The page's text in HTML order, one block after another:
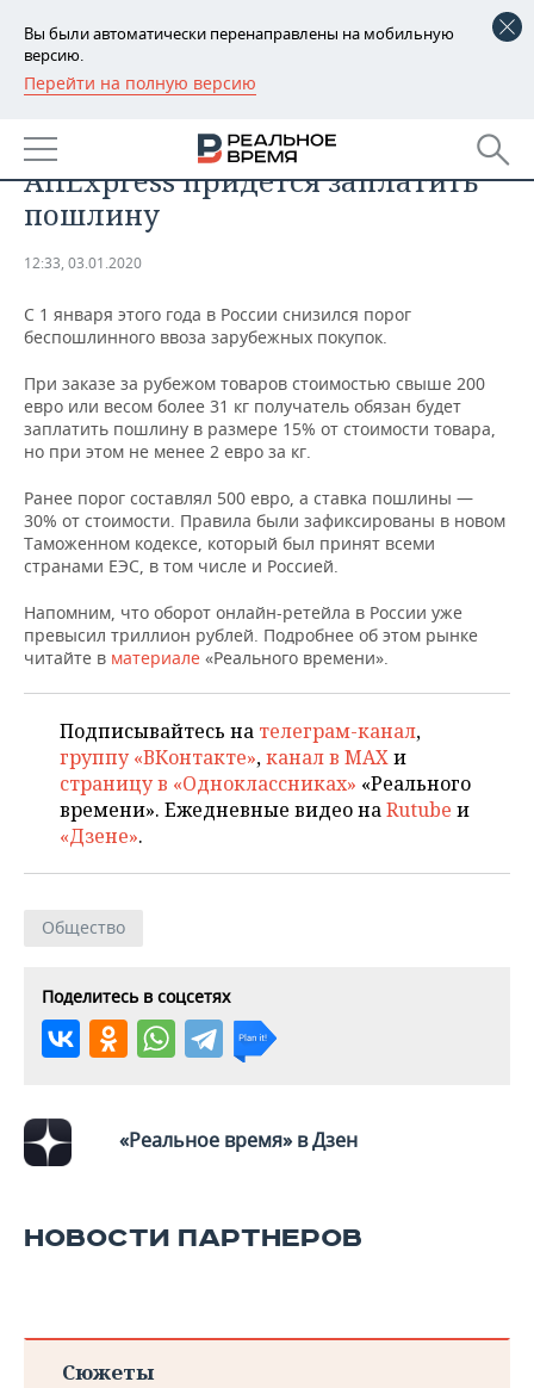
Вы были автоматически перенаправлены на мобильную
версию.
Перейти на полную версию
РЕГИОНЫ
БАШКОРТОСТАН
ТАТАРСТАН
НОВОСТИ
АНАЛИТИКА
ДЕКЛАРАЦИИ О ДОХОДАХ
ВУЗЫ ТАТАРСТАНА
КОМУ ПРИНАДЛЕЖАТ
ТОРГОВЫЕ ЦЕНТРЫ
ТАТАРСТАНА
НОВОСТИ ЭКОНОМИКИ
БАНКИ
БЮДЖЕТ
ИНВЕСТИЦИИ
ПРОМЫШЛЕННОСТЬ
ПРОМЫШЛЕННОСТИ
АГРОПРОМ
МАШИНОСТРОЕНИЕ
НЕФТЕХИМИЯ
ОПК
НОВОСТИ НЕДВИЖИМОСТИ
АВТО
НОВОСТИ АВТО
НОВОСТИ БИЗНЕСА
РОЗНИЧНАЯ ТОРГОВЛЯ
ТРАНСПОРТ
УСЛУГИ
ТЕХНОЛОГИИ
НОВОСТИ ТЕХНОЛОГИЙ
IT
МЕДИА
ТЕЛЕКОММУНИКАЦИИ
МЕРОПРИЯТИЯ
НОВОСТИ МЕРОПРИЯТИЙ
ВЫЕЗДНАЯ РЕДАКЦИЯ
БИЗНЕС-БРАНЧИ
ONLINE-КОНФЕРЕНЦИИ
ОТКРЫТАЯ ЛЕКЦИЯ
СПОРТ
НОВОСТИ СПОРТА
ФУТБОЛ
ХОККЕЙ
БАСКЕТБОЛ
ФИГУРНОЕ КАТАНИЕ
ХОККЕЙ С МЯЧОМ
ОБЩЕСТВО
НОВОСТИ ОБЩЕСТВА
ВЛАСТЬ
ИНФРАСТРУКТУРА
МЕДИЦИНА
ПРОИСШЕСТВИЯ
ФОТОГАЛЕРЕЯ
СЮЖЕТЫ
СПРАВОЧНИК
За дорогие покупки на Amazon и
AliЕxpress придется заплатить
пошлину
12:33, 03.01.2020
С 1 января этого года в России снизился порог
беспошлинного ввоза зарубежных покупок.
При заказе за рубежом товаров стоимостью свыше 200
евро или весом более 31 кг получатель обязан будет
заплатить пошлину в размере 15% от стоимости товара,
но при этом не менее 2 евро за кг.
Ранее порог составлял 500 евро, а ставка пошлины —
30% от стоимости. Правила были зафиксированы в новом
Таможенном кодексе, который был принят всеми
странами ЕЭС, в том числе и Россией.
Напомним, что оборот онлайн-ретейла в России уже
превысил триллион рублей. Подробнее об этом рынке
читайте в материале «Реального времени».
Подписывайтесь на телеграм-канал,
группу «ВКонтакте»,канал в MAXи
страницу в «Одноклассниках» «Реального
времени». Ежедневные видео наRutube и
«Дзене».
Общество
Поделитесь в соцсетях
«Реальное время» в Дзен
НОВОСТИ ПАРТНЕРОВ
Сюжеты